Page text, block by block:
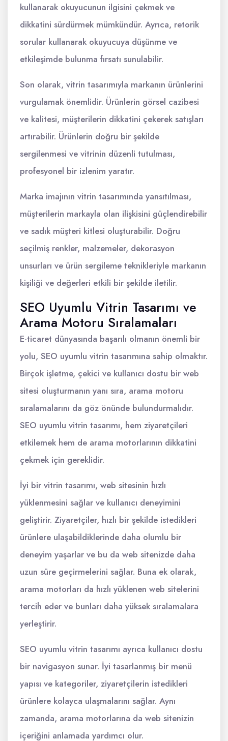
kullanarak okuyucunun ilgisini çekmek ve
dikkatini sürdürmek mümkündür. Ayrıca, retorik
sorular kullanarak okuyucuya düşünme ve
etkileşimde bulunma fırsatı sunulabilir.
Son olarak, vitrin tasarımıyla markanın ürünlerini
vurgulamak önemlidir. Ürünlerin görsel cazibesi
ve kalitesi, müşterilerin dikkatini çekerek satışları
artırabilir. Ürünlerin doğru bir şekilde
sergilenmesi ve vitrinin düzenli tutulması,
profesyonel bir izlenim yaratır.
Marka imajının vitrin tasarımında yansıtılması,
müşterilerin markayla olan ilişkisini güçlendirebilir
ve sadık müşteri kitlesi oluşturabilir. Doğru
seçilmiş renkler, malzemeler, dekorasyon
unsurları ve ürün sergileme teknikleriyle markanın
kişiliği ve değerleri etkili bir şekilde iletilir.
SEO Uyumlu Vitrin Tasarımı ve
Arama Motoru Sıralamaları
E-ticaret dünyasında başarılı olmanın önemli bir
yolu, SEO uyumlu vitrin tasarımına sahip olmaktır.
Birçok işletme, çekici ve kullanıcı dostu bir web
sitesi oluşturmanın yanı sıra, arama motoru
sıralamalarını da göz önünde bulundurmalıdır.
SEO uyumlu vitrin tasarımı, hem ziyaretçileri
etkilemek hem de arama motorlarının dikkatini
çekmek için gereklidir.
İyi bir vitrin tasarımı, web sitesinin hızlı
yüklenmesini sağlar ve kullanıcı deneyimini
geliştirir. Ziyaretçiler, hızlı bir şekilde istedikleri
ürünlere ulaşabildiklerinde daha olumlu bir
deneyim yaşarlar ve bu da web sitenizde daha
uzun süre geçirmelerini sağlar. Buna ek olarak,
arama motorları da hızlı yüklenen web sitelerini
tercih eder ve bunları daha yüksek sıralamalara
yerleştirir.
SEO uyumlu vitrin tasarımı ayrıca kullanıcı dostu
bir navigasyon sunar. İyi tasarlanmış bir menü
yapısı ve kategoriler, ziyaretçilerin istedikleri
ürünlere kolayca ulaşmalarını sağlar. Aynı
zamanda, arama motorlarına da web sitenizin
içeriğini anlamada yardımcı olur.